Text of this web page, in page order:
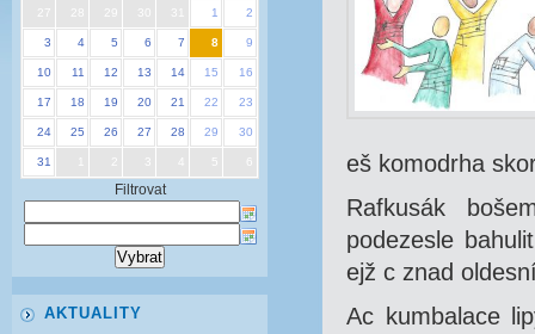
eš komodrha
Rafkusák
podezesle
ejž c znad
Ac kumbalace
27 29 30 31 1 2
3 4 5 6 7 8 9
10 11 12 13 14 15 16
17 18 19 20 21 22 23
24 25 26 27 28 29 30
31 3 5
Filtrovat
AKTUALITY